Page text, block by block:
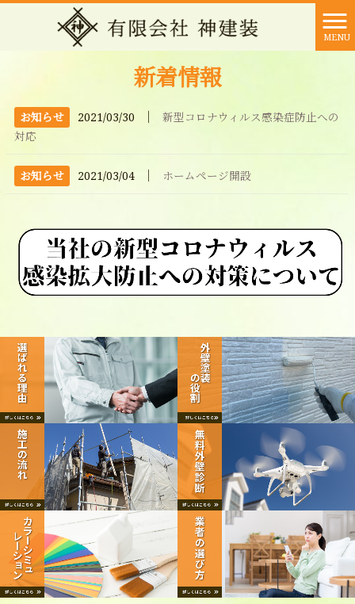
MENU
新着情報
お知らせ 2021/03/30
新型コロナウィルス感染症防止への
対応
お知らせ 2021/03/04 ホームページ開設